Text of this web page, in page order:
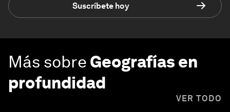
Suscríbete hoy
Más sobre Geografías en
profundidad
VER TODO